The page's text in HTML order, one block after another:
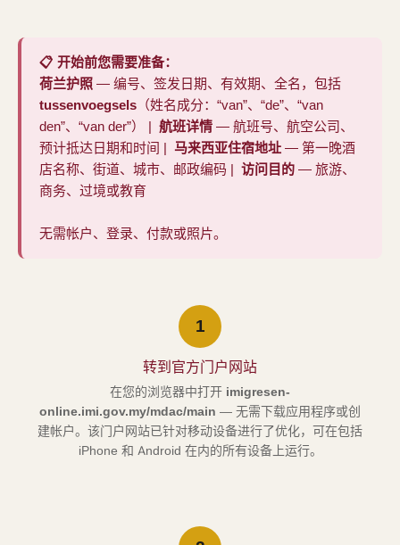
📋 开始前您需要准备：
荷兰护照 — 编号、签发日期、有效期、全名，包括
tussenvoegsels （姓名成分：“van”、“de”、“van
den”、“van der”） | 航班详情 — 航班号、航空公司、
预计抵达日期和时间 | 马来西亚住宿地址 — 第一晚酒
店名称、街道、城市、邮政编码 | 访问目的 — 旅游、
商务、过境或教育
无需帐户、登录、付款或照片。
1
转到官方门户网站
在您的浏览器中打开 imigresen-
online.imi.gov.my/mdac/main — 无需下载应用程序或创
建帐户。该门户网站已针对移动设备进行了优化，可在包括
iPhone 和 Android 在内的所有设备上运行。